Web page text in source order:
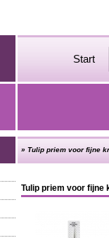
Start
» Tulip priem voor fijne
Tulip priem voor fijne